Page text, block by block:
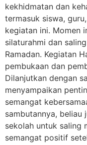
kekhidmatan dan
termasuk siswa,
kegiatan ini. Momen
silaturahmi dan
Ramadan. Kegiatan
pembukaan dan
Dilanjutkan dengan
menyampaikan
semangat
sambutannya, beliau
sekolah untuk saling
semangat positif